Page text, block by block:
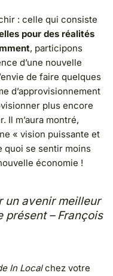
: celle qui consiste
pour des réalités
, participons
d’une nouvelle
de faire quelques
d’approvisionnement
plus encore
Il m’aura montré,
« vision puissante et
quoi se sentir moins
économie !
un avenir meilleur
présent– François
In Localchez votre